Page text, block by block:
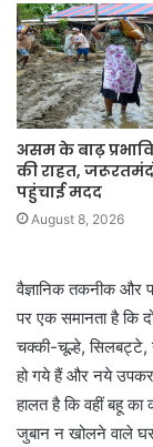
असम के बाढ़
की राहत,
पहुंचाई मदद
August 8, 2026
वैज्ञानिक तकनीक और
पर एक समानता है कि
चक्की-चूल्हे,
हो गये हैं और नये
हालत है कि वहीं बहू
जुबान न खोलने वाले